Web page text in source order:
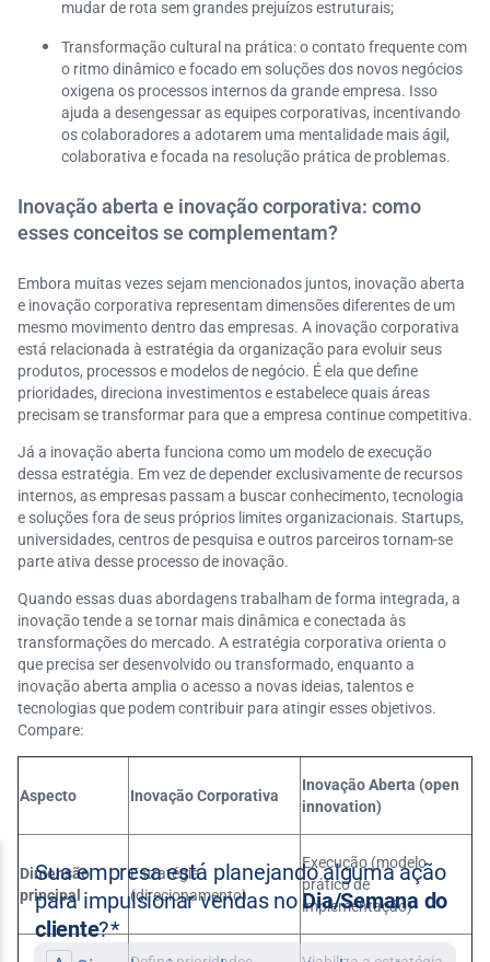
mudar de rota sem grandes prejuízos estruturais;
Transformação cultural na prática: o contato frequente com
o ritmo dinâmico e focado em soluções dos novos negócios
oxigena os processos internos da grande empresa. Isso
ajuda a desengessar as equipes corporativas, incentivando
os colaboradores a adotarem uma mentalidade mais ágil,
colaborativa e focada na resolução prática de problemas.
Inovação aberta e inovação corporativa: como
esses conceitos se complementam?
Embora muitas vezes sejam mencionados juntos, inovação aberta
e inovação corporativa representam dimensões diferentes de um
mesmo movimento dentro das empresas. A inovação corporativa
está relacionada à estratégia da organização para evoluir seus
produtos, processos e modelos de negócio. É ela que define
prioridades, direciona investimentos e estabelece quais áreas
precisam se transformar para que a empresa continue competitiva.
Já a inovação aberta funciona como um modelo de execução
dessa estratégia. Em vez de depender exclusivamente de recursos
internos, as empresas passam a buscar conhecimento, tecnologia
e soluções fora de seus próprios limites organizacionais. Startups,
universidades, centros de pesquisa e outros parceiros tornam-se
parte ativa desse processo de inovação.
Quando essas duas abordagens trabalham de forma integrada, a
inovação tende a se tornar mais dinâmica e conectada às
transformações do mercado. A estratégia corporativa orienta o
que precisa ser desenvolvido ou transformado, enquanto a
inovação aberta amplia o acesso a novas ideias, talentos e
tecnologias que podem contribuir para atingir esses objetivos.
Compare:
Aspecto Inovação Corporativa
Inovação Aberta (open
innovation)
Dimensão
principal
Estratégia
(direcionamento)
Execução (modelo
prático de
implementação)